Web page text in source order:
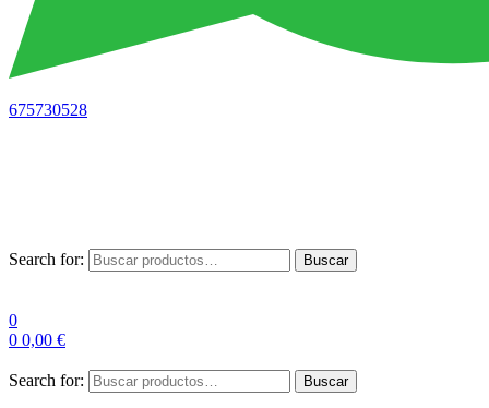
675730528
Search for: Buscar
0
0 0,00 €
Search for: Buscar